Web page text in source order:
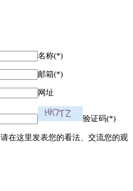
名称(*)
邮箱(*)
网址
验证码(*)
在这里发表您的看法、交流您的观